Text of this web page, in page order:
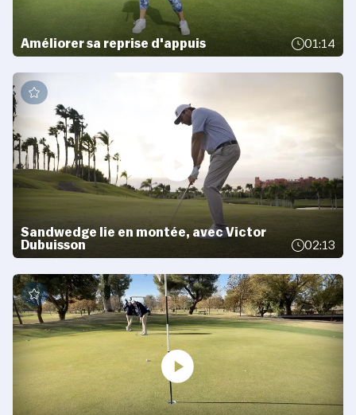
Améliorer sa reprise d'appuis 01:14
Sandwedge lie en montée, avec Victor
Dubuisson
02:13